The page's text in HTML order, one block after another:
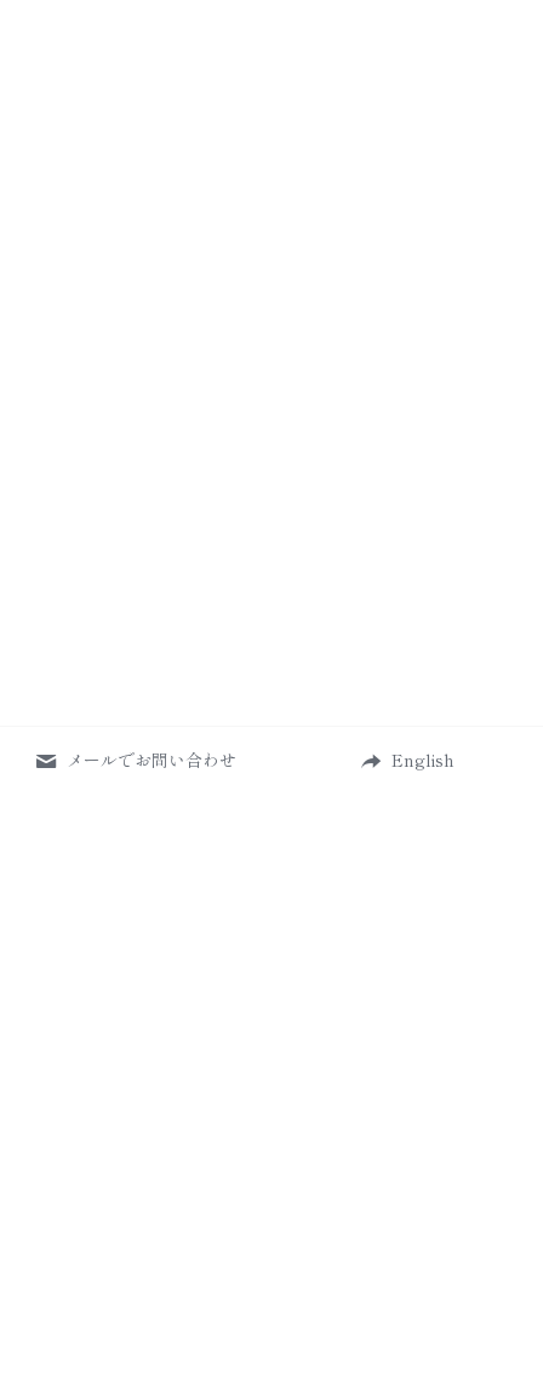
メールでお問い合わせ English